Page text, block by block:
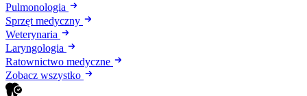
Pulmonologia
Sprzęt medyczny
Weterynaria
Laryngologia
Ratownictwo medyczne
Zobacz wszystko